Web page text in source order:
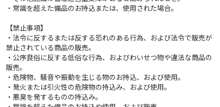
・常識を超えた備品のお持込または、使用された場合。
【禁止事項】
・法令に反するまたは反する恐れのある行為、および法令で販売が
禁止されている商品の販売。
・公序良俗に反する低俗な行為、およびわいせつ物や違法な商品の
販売。
・危険物、騒音や振動を生じる物のお持込、および使用。
・発火または引火性の危険物の持込み、および使用。
・悪臭を発するものの持込み。